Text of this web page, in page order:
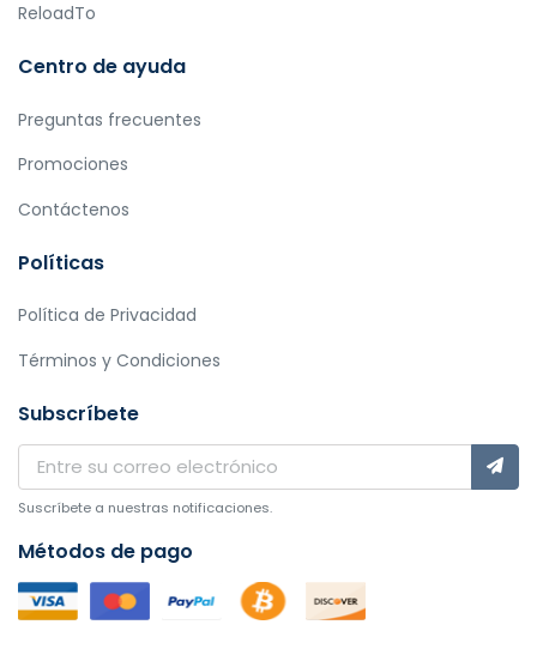
ReloadTo
Centro de ayuda
Preguntas frecuentes
Promociones
Contáctenos
Políticas
Política de Privacidad
Términos y Condiciones
Subscríbete
Suscríbete a nuestras notificaciones.
Métodos de pago